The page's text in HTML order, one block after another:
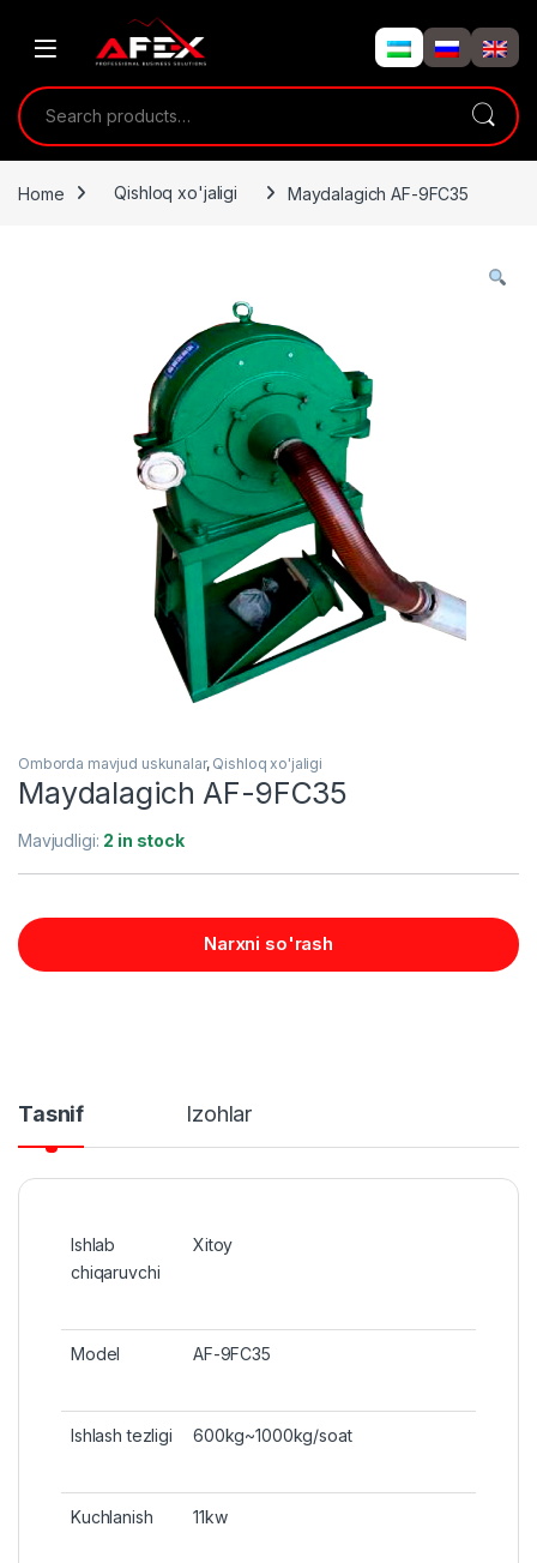
Search for:
Home Qishloq xo'jaligi Maydalagich AF-9FC35
Omborda mavjud uskunalar, Qishloq xo'jaligi
Maydalagich AF-9FC35
Mavjudligi: 2 in stock
Narxni so'rash
Tasnif Izohlar
Ishlab
chiqaruvchi
Xitoy
Model AF-9FC35
Ishlash tezligi 600kg~1000kg/soat
Kuchlanish 11kw